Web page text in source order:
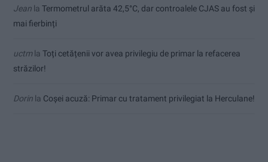
Jean la Termometrul arăta 42,5°C, dar controalele CJAS au fost și
mai fierbinți
uctmla Toți cetățenii vor avea privilegiu de primar la refacerea
străzilor!
Dorin la Coșei acuză: Primar cu tratament privilegiat la Herculane!